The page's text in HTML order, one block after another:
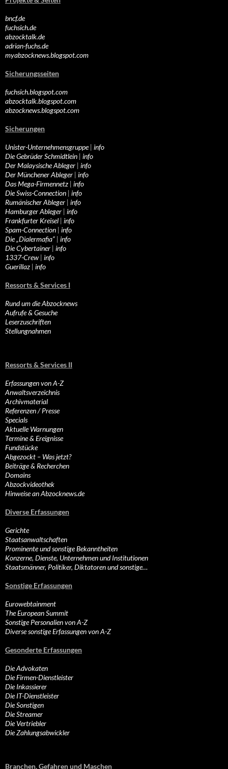
bncf.de
fuchsich.de
abzocktalk.de
adrian-fuchs.de
myabzocknews.blogspot.com
Sicherungsseiten
fuchsich.blogspot.com
abzocktalk.blogspot.com
abzocknews.blogspot.com
Sicherungen
Unister-Unternehmensgruppe| info
Die Gebrüder Schmidtlein | info
Der Malaysische Ableger | info
Der Münchener Ableger | info
Das Mega-Firmennetz | info
Die Swiss-Connection | info
Rumänischer Ableger | info
Hamburger Ableger | info
Frankfurter Kreisel | info
Spam-Connection | info
Die „Dialermafia“ | info
Die Cybertainer | info
1337-Crew | info
Guerillaz | info
Ressorts & Services I
Rund um die Abzocknews
Aufrufe & Gesuche
Leserzuschriften
Stellungnahmen
Ressorts & Services II
Erfassungen von A-Z
Anwaltsverzeichnis
Archivmaterial
Referenzen / Presse
Specials
Aktuelle Warnungen
Termine & Ereignisse
Fundstücke
Abgezockt – Was jetzt?
Beiträge & Recherchen
Domains
Abzockvideothek
Hinweise an Abzocknews.de
Diverse Erfassungen
Gerichte
Staatsanwaltschaften
Prominente und sonstige Bekanntheiten
Konzerne, Dienste, Unternehmen und Institutionen
Staatsmänner, Politiker, Diktatoren und sonstige…
Sonstige Erfassungen
Eurowebtainment
The European Summit
Sonstige Personalien von A-Z
Diverse sonstige Erfassungen von A-Z
Gesonderte Erfassungen
Die Advokaten
Die Firmen-Dienstleister
Die Inkassierer
Die IT-Dienstleister
Die Sonstigen
Die Streamer
Die Vertriebler
Die Zahlungsabwickler
Branchen, Gefahren und Maschen